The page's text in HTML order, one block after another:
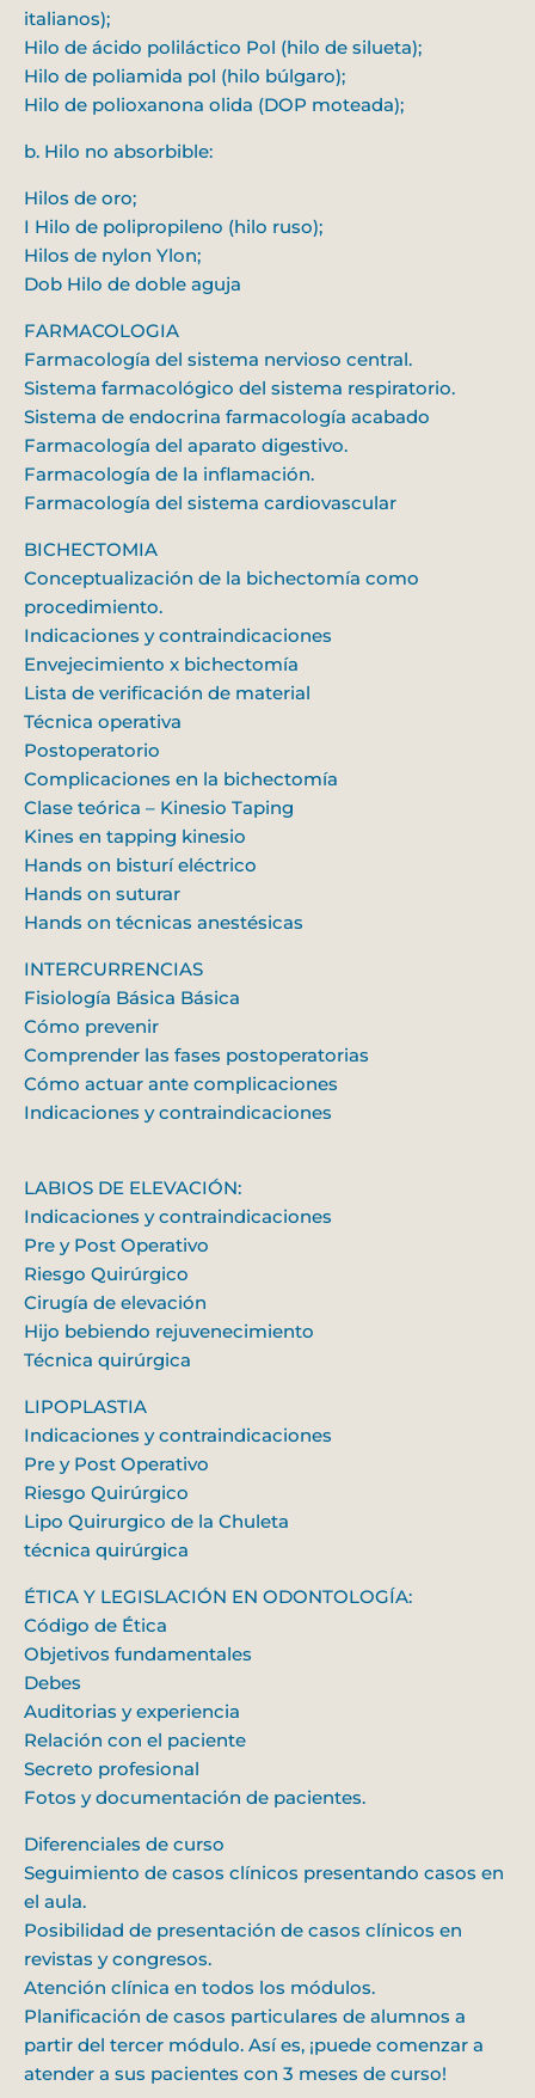
italianos);
Hilo de ácido poliláctico Pol (hilo de silueta);
Hilo de poliamida pol (hilo búlgaro);
Hilo de polioxanona olida (DOP moteada);
b. Hilo no absorbible:
Hilos de oro;
I Hilo de polipropileno (hilo ruso);
Hilos de nylon Ylon;
Dob Hilo de doble aguja
FARMACOLOGIA
Farmacología del sistema nervioso central.
Sistema farmacológico del sistema respiratorio.
Sistema de endocrina farmacología acabado
Farmacología del aparato digestivo.
Farmacología de la inflamación.
Farmacología del sistema cardiovascular
BICHECTOMIA
Conceptualización de la bichectomía como
procedimiento.
Indicaciones y contraindicaciones
Envejecimiento x bichectomía
Lista de verificación de material
Técnica operativa
Postoperatorio
Complicaciones en la bichectomía
Clase teórica – Kinesio Taping
Kines en tapping kinesio
Hands on bisturí eléctrico
Hands on suturar
Hands on técnicas anestésicas
INTERCURRENCIAS
Fisiología Básica Básica
Cómo prevenir
Comprender las fases postoperatorias
Cómo actuar ante complicaciones
Indicaciones y contraindicaciones
LABIOS DE ELEVACIÓN:
Indicaciones y contraindicaciones
Pre y Post Operativo
Riesgo Quirúrgico
Cirugía de elevación
Hijo bebiendo rejuvenecimiento
Técnica quirúrgica
LIPOPLASTIA
Indicaciones y contraindicaciones
Pre y Post Operativo
Riesgo Quirúrgico
Lipo Quirurgico de la Chuleta
técnica quirúrgica
ÉTICA Y LEGISLACIÓN EN ODONTOLOGÍA:
Código de Ética
Objetivos fundamentales
Debes
Auditorias y experiencia
Relación con el paciente
Secreto profesional
Fotos y documentación de pacientes.
Diferenciales de curso
Seguimiento de casos clínicos presentando casos en
el aula.
Posibilidad de presentación de casos clínicos en
revistas y congresos.
Atención clínica en todos los módulos.
Planificación de casos particulares de alumnos a
partir del tercer módulo. Así es, ¡puede comenzar a
atender a sus pacientes con 3 meses de curso!